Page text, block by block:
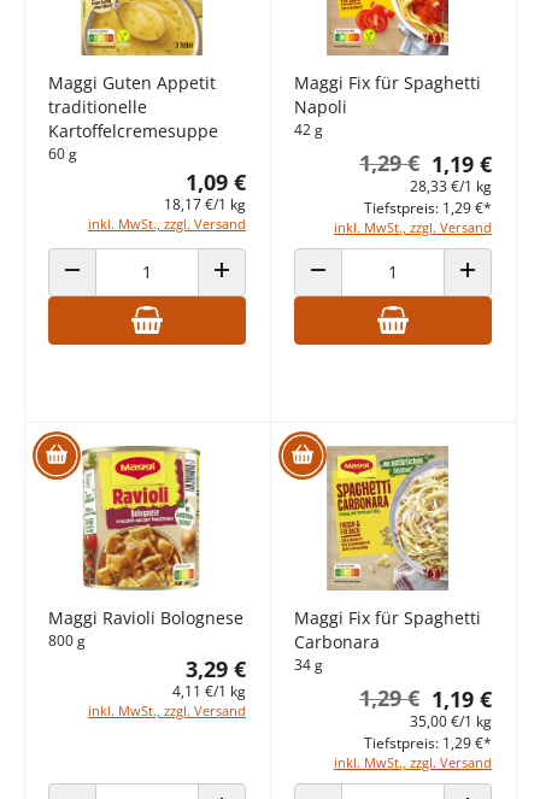
Maggi Guten Appetit
traditionelle
Kartoffelcremesuppe
60 g
1,09 €
18,17 €/1 kg
inkl. MwSt., zzgl. Versand
ANZAHL VERRINGERN ANZAHL ERHÖHEN
Maggi Fix für Spaghetti
Napoli
42 g
1,19 €
1,29 €
28,33 €/1 kg
inkl. MwSt., zzgl. Versand
Tiefstpreis: 1,29 €*
ANZAHL VERRINGERN ANZAHL
Maggi Ravioli Bolognese
800 g
3,29 €
4,11 €/1 kg
inkl. MwSt., zzgl. Versand
Maggi Fix für Spaghetti
Carbonara
34 g
1,19 €
1,29 €
35,00 €/1 kg
inkl. MwSt., zzgl. Versand
Tiefstpreis: 1,29 €*